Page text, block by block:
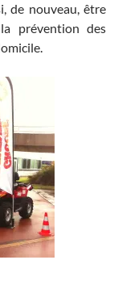
de nouveau, être
prévention des